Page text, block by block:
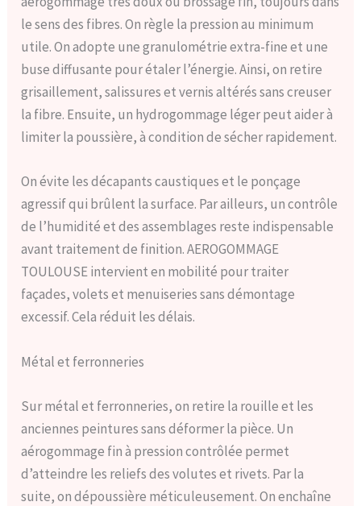
le sens des fibres. On règle la pression au minimum
utile. On adopte une granulométrie extra-fine et une
buse diffusante pour étaler l’énergie. Ainsi, on retire
grisaillement, salissures et vernis altérés sans creuser
la fibre. Ensuite, un hydrogommage léger peut aider à
limiter la poussière, à condition de sécher rapidement.
On évite les décapants caustiques et le ponçage
agressif qui brûlent la surface. Par ailleurs, un contrôle
de l’humidité et des assemblages reste indispensable
avant traitement de finition. AEROGOMMAGE
TOULOUSE intervient en mobilité pour traiter
façades, volets et menuiseries sans démontage
excessif. Cela réduit les délais.
Métal et ferronneries
Sur métal et ferronneries, on retire la rouille et les
anciennes peintures sans déformer la pièce. Un
aérogommage fin à pression contrôlée permet
d’atteindre les reliefs des volutes et rivets. Par la
suite, on dépoussière méticuleusement. On enchaîne